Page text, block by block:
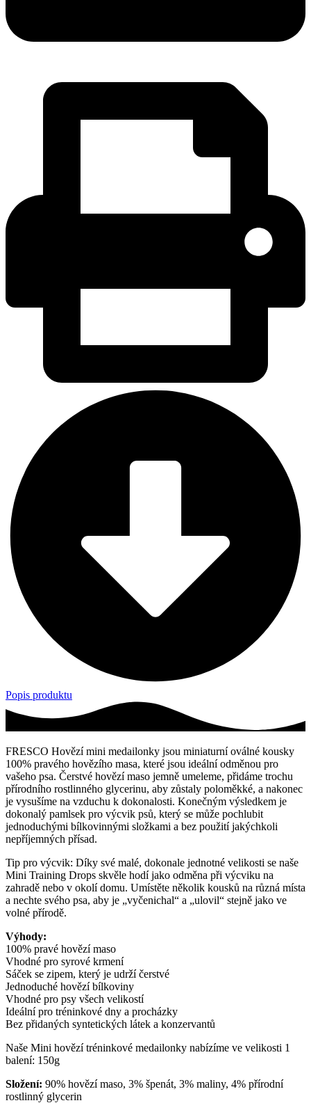
Popis produktu
FRESCO Hovězí mini medailonky jsou miniaturní oválné kousky
100% pravého hovězího masa, které jsou ideální odměnou pro
vašeho psa. Čerstvé hovězí maso jemně umeleme, přidáme trochu
přírodního rostlinného glycerinu, aby zůstaly poloměkké, a nakonec
je vysušíme na vzduchu k dokonalosti. Konečným výsledkem je
dokonalý pamlsek pro výcvik psů, který se může pochlubit
jednoduchými bílkovinnými složkami a bez použití jakýchkoli
nepříjemných přísad.
Tip pro výcvik: Díky své malé, dokonale jednotné velikosti se naše
Mini Training Drops skvěle hodí jako odměna při výcviku na
zahradě nebo v okolí domu. Umístěte několik kousků na různá místa
a nechte svého psa, aby je „vyčenichal“ a „ulovil“ stejně jako ve
volné přírodě.
Výhody:
100% pravé hovězí maso
Vhodné pro syrové krmení
Sáček se zipem, který je udrží čerstvé
Jednoduché hovězí bílkoviny
Vhodné pro psy všech velikostí
Ideální pro tréninkové dny a procházky
Bez přidaných syntetických látek a konzervantů
Naše Mini hovězí tréninkové medailonky nabízíme ve velikosti 1
balení: 150g
Složení: 90% hovězí maso, 3% špenát, 3% maliny, 4% přírodní
rostlinný glycerin